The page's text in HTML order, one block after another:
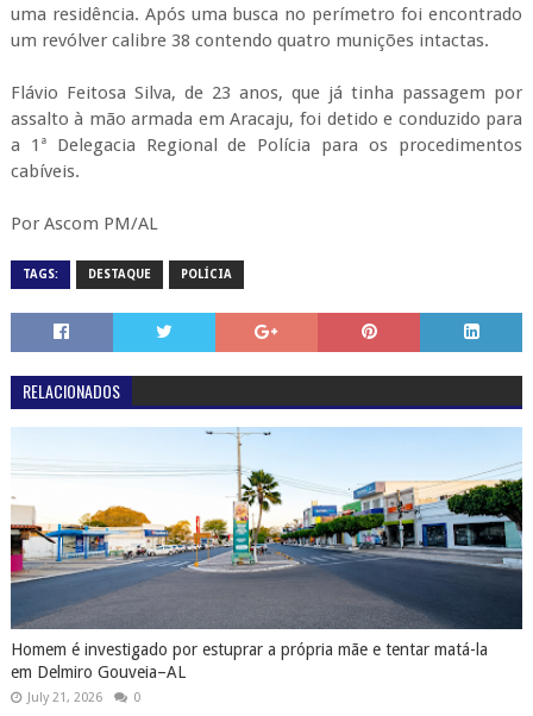
uma residência. Após uma busca no perímetro foi encontrado
um revólver calibre 38 contendo quatro munições intactas.
Flávio Feitosa Silva, de 23 anos, que já tinha passagem por
assalto à mão armada em Aracaju, foi detido e conduzido para
a 1ª Delegacia Regional de Polícia para os procedimentos
cabíveis.
Por Ascom PM/AL
TAGS: DESTAQUE POLÍCIA
RELACIONADOS
Homem é investigado por estuprar a própria mãe e tentar matá-la
em Delmiro Gouveia–AL
July 21, 2026 0